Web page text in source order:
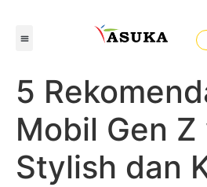
5
Mobil Gen Z
Stylish dan